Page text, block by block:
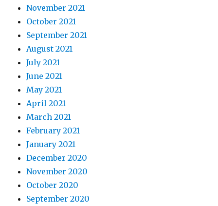
November 2021
October 2021
September 2021
August 2021
July 2021
June 2021
May 2021
April 2021
March 2021
February 2021
January 2021
December 2020
November 2020
October 2020
September 2020